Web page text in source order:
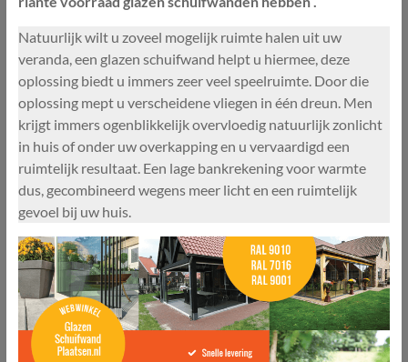
Natuurlijk wilt u zoveel mogelijk ruimte halen uit uw
veranda, een glazen schuifwand helpt u hiermee, deze
oplossing biedt u immers zeer veel speelruimte. Door die
oplossing mept u verscheidene vliegen in één dreun. Men
krijgt immers ogenblikkelijk overvloedig natuurlijk zonlicht
in huis of onder uw overkapping en u vervaardigd een
ruimtelijk resultaat. Een lage bankrekening voor warmte
dus, gecombineerd wegens meer licht en een ruimtelijk
gevoel bij uw huis.